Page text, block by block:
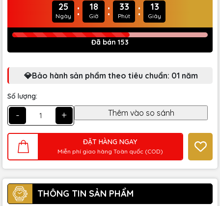
25
Ngày : 18
Giờ : 33
Phút : 12
Giây
Đã bán 153
💎Bảo hành sản phẩm theo tiêu chuẩn: 01 năm
Số lượng:
- +
ĐẶT HÀNG NGAY
Miễn phí giao hàng Toàn quốc (COD)
THÔNG TIN SẢN PHẨM